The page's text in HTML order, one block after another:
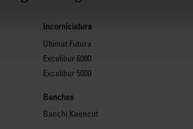
Incorniciatura
Ultimat Futura
Excalibur 6000
Excalibur 5000
Benches
Banchi Keencut